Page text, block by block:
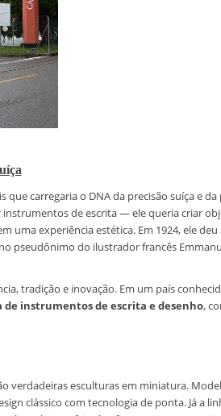
carregaria o DNA da precisão suíça e da
de escrita — ele queria criar
uma experiência estética. Em 1924, ele
pseudônimo do ilustrador francês
tradição e inovação. Em um país
instrumentos de escrita e desenho,
verdadeiras esculturas em miniatura.
clássico com tecnologia de ponta. Já a